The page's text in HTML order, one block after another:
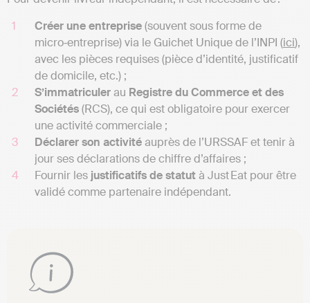
Créer une entreprise(souvent sous forme de
micro‑entreprise) via le Guichet Unique de l’INPI (ici),
avec les pièces requises (pièce d’identité, justificatif
de domicile, etc.) ;
S’immatriculerau Registre du Commerce et des
Sociétés(RCS), ce qui est obligatoire pour exercer
une activité commerciale ;
Déclarer son activitéauprès de l’URSSAF et tenir à
jour ses déclarations de chiffre d’affaires ;
Fournir les justificatifs de statutà Just Eat pour être
validé comme partenaire indépendant.